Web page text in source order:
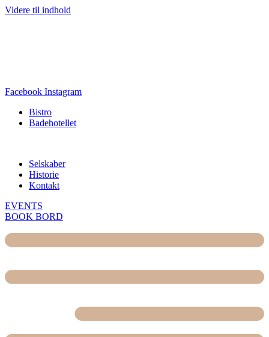
Videre til indhold
Facebook Instagram
Bistro
Badehotellet
Selskaber
Historie
Kontakt
EVENTS
BOOK BORD